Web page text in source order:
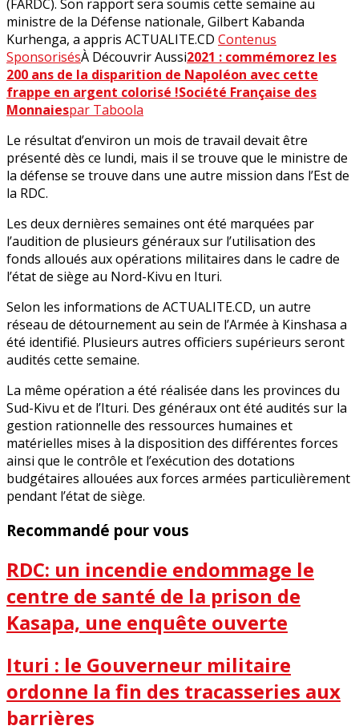
(FARDC). Son rapport sera soumis cette semaine au
ministre de la Défense nationale, Gilbert Kabanda
Kurhenga, a appris ACTUALITE.CD Contenus
SponsorisésÀ Découvrir Aussi2021 : commémorez les
200 ans de la disparition de Napoléon avec cette
frappe en argent colorisé !Société Française des
Monnaiespar Taboola
Le résultat d’environ un mois de travail devait être
présenté dès ce lundi, mais il se trouve que le ministre de
la défense se trouve dans une autre mission dans l’Est de
la RDC.
Les deux dernières semaines ont été marquées par
l’audition de plusieurs généraux sur l’utilisation des
fonds alloués aux opérations militaires dans le cadre de
l’état de siège au Nord-Kivu en Ituri.
Selon les informations de ACTUALITE.CD, un autre
réseau de détournement au sein de l’Armée à Kinshasa a
été identifié. Plusieurs autres officiers supérieurs seront
audités cette semaine.
La même opération a été réalisée dans les provinces du
Sud-Kivu et de l’Ituri. Des généraux ont été audités sur la
gestion rationnelle des ressources humaines et
matérielles mises à la disposition des différentes forces
ainsi que le contrôle et l’exécution des dotations
budgétaires allouées aux forces armées particulièrement
pendant l’état de siège.
Recommandé pour vous
RDC: un incendie endommage le
centre de santé de la prison de
Kasapa, une enquête ouverte
Ituri : le Gouverneur militaire
ordonne la fin des tracasseries aux
barrières